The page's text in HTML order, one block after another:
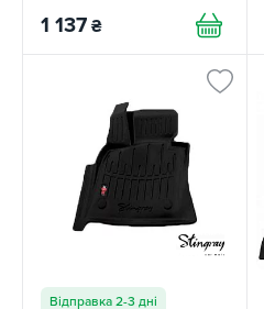
1 137 ₴
Відправка 2-3 дні